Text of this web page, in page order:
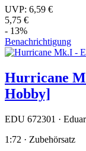
UVP: 6,59 €
5,75 €
- 13%
Benachrichtigung
Hurricane
Hobby]
EDU 672301 ·
1:72 · Zubehörsatz